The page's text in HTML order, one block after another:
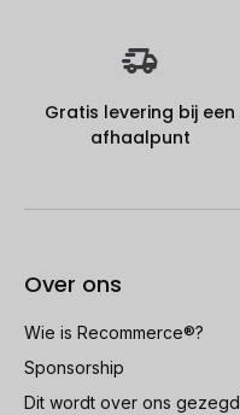
Gratis levering bij een
afhaalpunt
Over ons
Wie is Recommerce®?
Sponsorship
Dit wordt over ons gezegd